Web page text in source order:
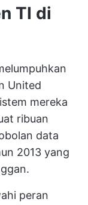
TI di
United
mereka
ribuan
data
2013 yang
peran